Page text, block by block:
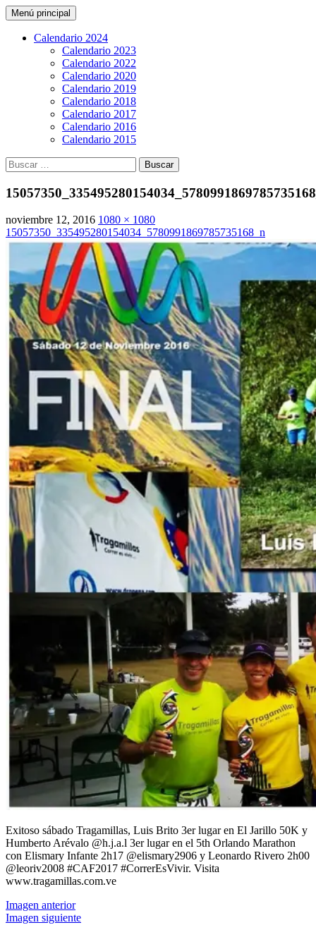
CarreraPro Venezuela
Buscar
Menú principal Saltar
al
contenido
Calendario 2024
Calendario 2023
Calendario 2022
Calendario 2020
Calendario 2019
Calendario 2018
Calendario 2017
Calendario 2016
Calendario 2015
Buscar:
noviembre 12, 2016 1080 × 1080
15057350_335495280154034_5780991869785735168_n
Exitoso sábado Tragamillas, Luis Brito 3er lugar en El Jarillo 50K y
Humberto Arévalo @h.j.a.l 3er lugar en el 5th Orlando Marathon
con Elismary Infante 2h17 @elismary2906 y Leonardo Rivero 2h00
@leoriv2008 #CAF2017 #CorrerEsVivir. Visita
www.tragamillas.com.ve
Imagen anterior
Imagen siguiente